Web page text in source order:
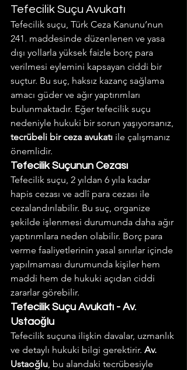
Tefecilik Suçu Avukatı
Tefecilik suçu, Türk Ceza Kanunu’nun
241. maddesinde düzenlenen ve yasa
dışı yollarla yüksek faizle borç para
verilmesi eylemini kapsayan ciddi bir
suçtur. Bu suç, haksız kazanç sağlama
amacı güder ve ağır yaptırımları
bulunmaktadır. Eğer tefecilik suçu
nedeniyle hukuki bir sorun yaşıyorsanız,
tecrübeli bir ceza avukatı ile çalışmanız
önemlidir.
Tefecilik Suçunun Cezası
Tefecilik suçu, 2 yıldan 6 yıla kadar
hapis cezası ve adlî para cezası ile
cezalandırılabilir. Bu suç, organize
şekilde işlenmesi durumunda daha ağır
yaptırımlara neden olabilir. Borç para
verme faaliyetlerinin yasal sınırlar içinde
yapılmaması durumunda kişiler hem
maddi hem de hukuki açıdan ciddi
zararlar görebilir.
Tefecilik Suçu Avukatı - Av.
Ustaoğlu
Tefecilik suçuna ilişkin davalar, uzmanlık
ve detaylı hukuki bilgi gerektirir. Av.
Ustaoğlu, bu alandaki tecrübesiyle